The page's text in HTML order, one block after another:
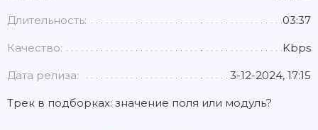
Длительность: 03:37
Качество: Kbps
Дата релиза: 3-12-2024, 17:15
Трек в подборках: значение поля или модуль?